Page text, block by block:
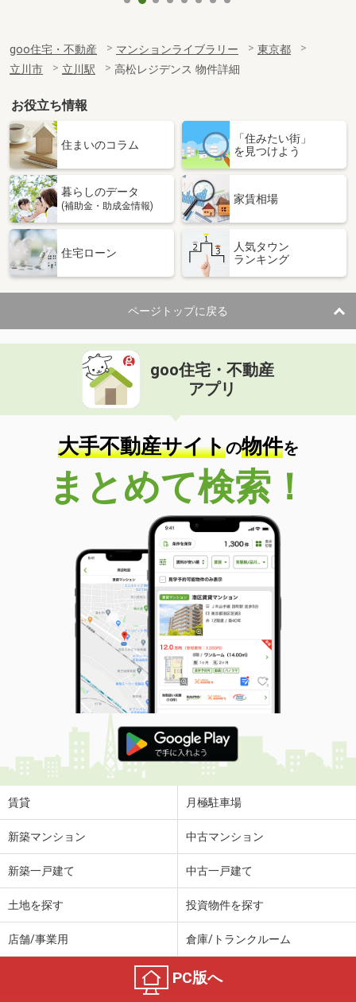
goo住宅・不動産 マンションライブラリー
東京都
立川市
立川駅 高松レジデンス 物件詳細
お役立ち情報
住まいのコラム
「住みたい街」
を見つけよう
暮らしのデータ
(補助金・助成金情報)
家賃相場
住宅ローン
人気タウン
ランキング
ページトップに戻る
goo住宅・不動産
アプリ
大手不動産サイトの物件を
まとめて検索！
賃貸 月極駐車場
新築マンション 中古マンション
新築一戸建て 中古一戸建て
土地を探す 投資物件を探す
店舗/事業用 倉庫/トランクルーム
PC版へ